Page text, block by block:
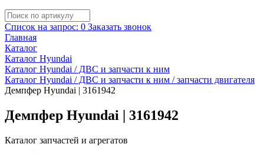
Список на запрос: 0 Заказать звонок
Главная
Каталог
Каталог Hyundai
Каталог Hyundai / ДВС и запчасти к ним
Каталог Hyundai / ДВС и запчасти к ним / запчасти двигателя
Демпфер Hyundai | 3161942
Демпфер Hyundai | 3161942
Каталог запчастей и агрегатов